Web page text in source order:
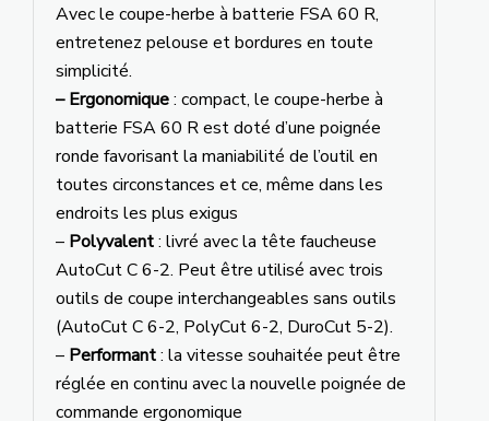
Avec le coupe-herbe à batterie FSA 60 R,
entretenez pelouse et bordures en toute
simplicité.
– Ergonomique: compact, le coupe-herbe à
batterie FSA 60 R est doté d’une poignée
ronde favorisant la maniabilité de l’outil en
toutes circonstances et ce, même dans les
endroits les plus exigus
– Polyvalent: livré avec la tête faucheuse
AutoCut C 6-2. Peut être utilisé avec trois
outils de coupe interchangeables sans outils
(AutoCut C 6-2, PolyCut 6-2, DuroCut 5-2).
–Performant: la vitesse souhaitée peut être
réglée en continu avec la nouvelle poignée de
commande ergonomique